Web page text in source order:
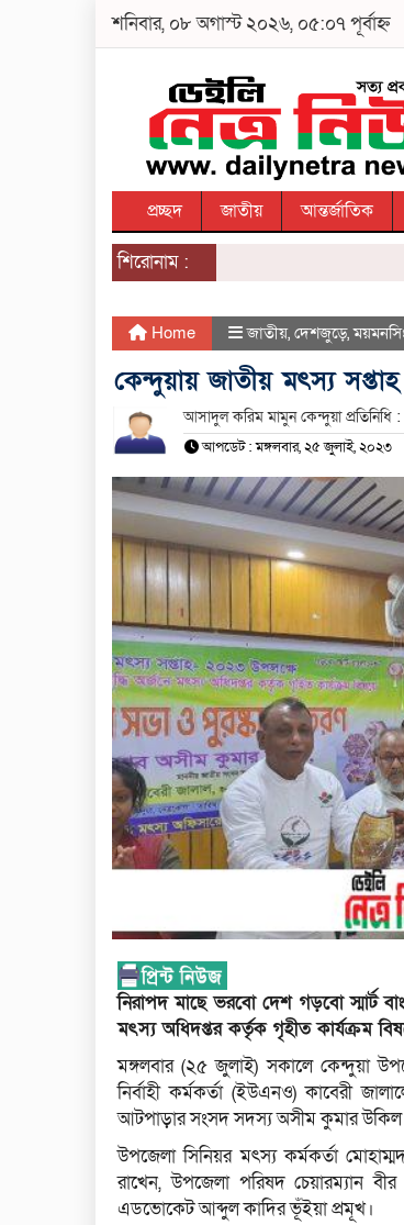
শনিবার, ০৮ অগাস্ট ২০২৬, ০৫:০৭ পূর্বাহ্ন
প্রচ্ছদ জাতীয় আন্তর্জাতিক
শিরোনাম :
Home জাতীয়, দেশজুড়ে,
কেন্দুয়ায় জাতীয় মৎস্য
আসাদুল করিম মামুন কেন্দুয়া প্রতিনিধি :
আপডেট : মঙ্গলবার, ২৫ জুলাই, ২০২৩
নিরাপদ মাছে ভরবো দেশ গড়বো স্মার্ট
মৎস্য অধিদপ্তর কর্তৃক গৃহীত কার্যক্রম
মঙ্গলবার (২৫ জুলাই) সকালে কেন্দুয়া
নির্বাহী কর্মকর্তা (ইউএনও) কাবেরী
আটপাড়ার সংসদ সদস্য অসীম কুমার
উপজেলা সিনিয়র মৎস্য কর্মকর্তা
রাখেন, উপজেলা পরিষদ চেয়ারম্যান
এডভোকেট আব্দুল কাদির ভূঁইয়া প্রমূখ।